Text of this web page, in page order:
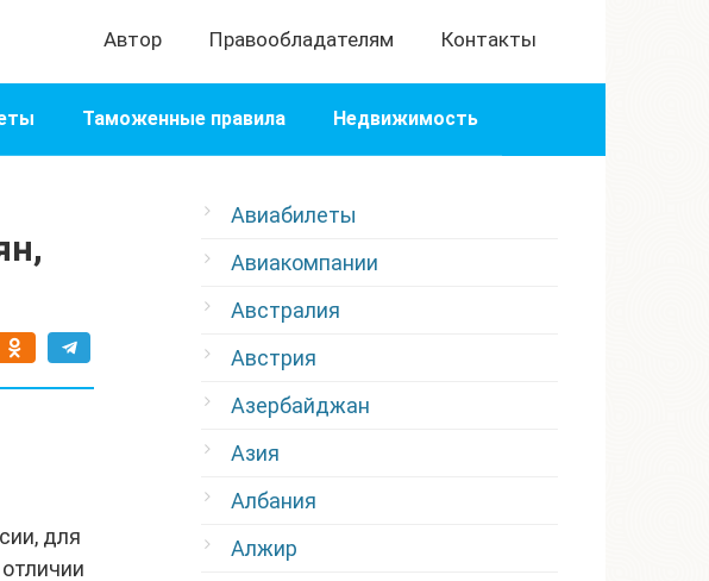
Автор Правообладателям Контакты
Таможенные правила Недвижимость
для
Авиабилеты
Авиакомпании
Австралия
Австрия
Азербайджан
Азия
Албания
Алжир